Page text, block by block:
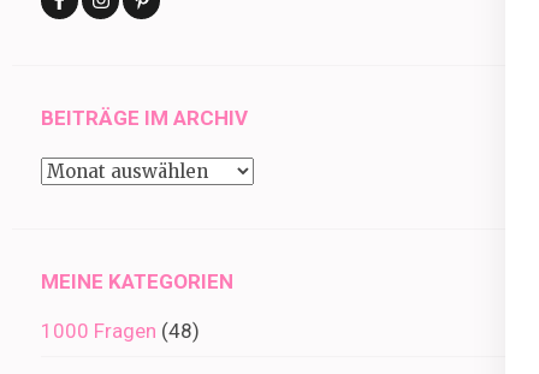
BEITRÄGE IM ARCHIV
Beiträge
MEINE KATEGORIEN
1000 Fragen (48)